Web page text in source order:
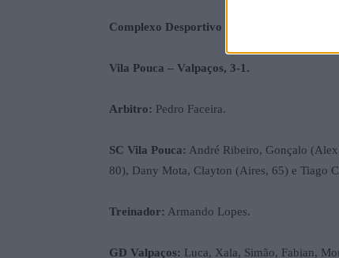
Complexo Desportivo Municipal de Vila
Vila Pouca – Valpaços, 3-1.
Arbitro: Pedro Faceira.
SC Vila Pouca: André Ribeiro, Gonçalo
80), Dany Mota, Clayton (Aires, 65) e Tiago
Treinador: Armando Lopes.
GD Valpaços: Luca, Xala, Simão, Fabian,